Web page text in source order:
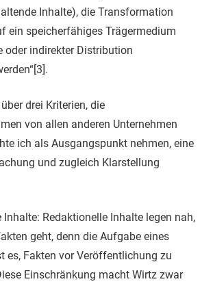
Inhalte), die Transformation
ein speicherfähiges Trägermedium
oder indirekter Distribution
drei Kriterien, die
von allen anderen Unternehmen
ich als Ausgangspunkt nehmen, eine
und zugleich Klarstellung
Inhalte: Redaktionelle Inhalte legen nah,
geht, denn die Aufgabe eines
es, Fakten vor Veröffentlichung zu
Einschränkung macht Wirtz zwar